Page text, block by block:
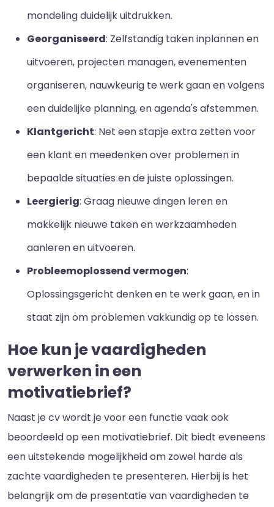
mondeling duidelijk uitdrukken.
Georganiseerd: Zelfstandig taken inplannen en
uitvoeren, projecten managen, evenementen
organiseren, nauwkeurig te werk gaan en volgens
een duidelijke planning, en agenda's afstemmen.
Klantgericht: Net een stapje extra zetten voor
een klant en meedenken over problemen in
bepaalde situaties en de juiste oplossingen.
Leergierig: Graag nieuwe dingen leren en
makkelijk nieuwe taken en werkzaamheden
aanleren en uitvoeren.
Probleemoplossend vermogen:
Oplossingsgericht denken en te werk gaan, en in
staat zijn om problemen vakkundig op te lossen.
Hoe kun je vaardigheden
verwerken in een
motivatiebrief?
Naast je cv wordt je voor een functie vaak ook
beoordeeld op een motivatiebrief. Dit biedt eveneens
een uitstekende mogelijkheid om zowel harde als
zachte vaardigheden te presenteren. Hierbij is het
belangrijk om de presentatie van vaardigheden te